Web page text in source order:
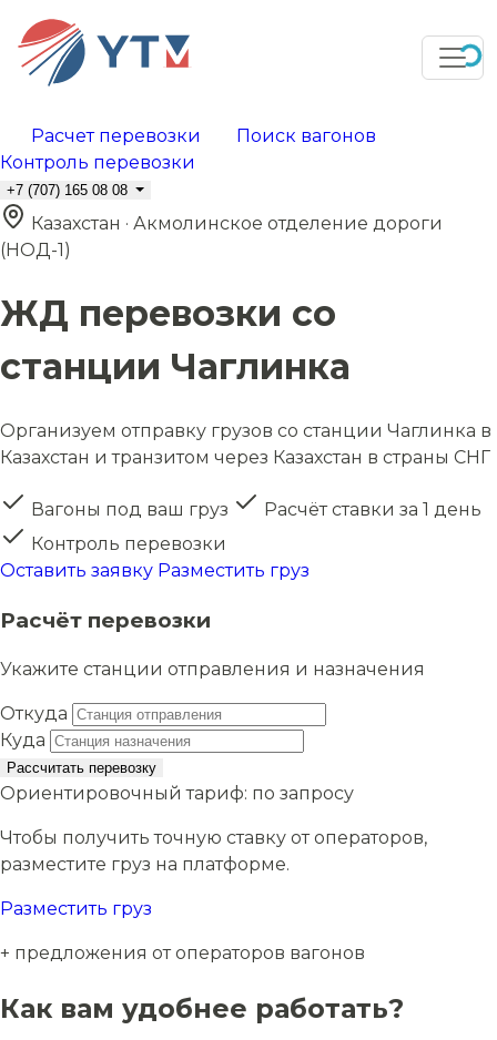
Расчет перевозки
Поиск вагонов
Контроль перевозки
+7 (707) 165 08 08
Казахстан · Акмолинское отделение дороги
(НОД-1)
ЖД перевозки со
станции Чаглинка
Организуем отправку грузов со станции Чаглинка в
Казахстан и транзитом через Казахстан в страны СНГ
Вагоны под ваш груз
Расчёт ставки за 1 день
Контроль перевозки
Оставить заявку Разместить груз
Расчёт перевозки
Укажите станции отправления и назначения
Откуда
Куда
Рассчитать перевозку
Ориентировочный тариф: по запросу
Чтобы получить точную ставку от операторов,
разместите груз на платформе.
Разместить груз
+ предложения от операторов вагонов
Как вам удобнее работать?